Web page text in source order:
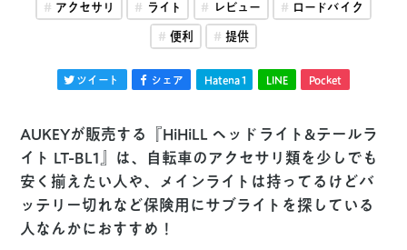
アクセサリ ライト レビュー ロードバイク
便利 提供
ツイート シェア Hatena1 LINE Pocket
AUKEYが販売する『HiHiLL ヘッドライト&テールラ
イト LT-BL1』は、自転車のアクセサリ類を少しでも
安く揃えたい人や、メインライトは持ってるけどバ
ッテリー切れなど保険用にサブライトを探している
人なんかにおすすめ！